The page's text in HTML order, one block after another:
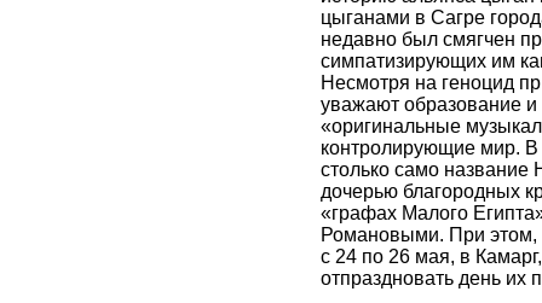
цыганами в Сагре
недавно был смягчен
симпатизирующих им
Несмотря на геноцид
уважают образование и
«оригинальные
контролирующие мир. В
столько само название
дочерью благородных
«графах Малого
Романовыми. При этом,
с 24 по 26 мая, в
отпраздновать день их